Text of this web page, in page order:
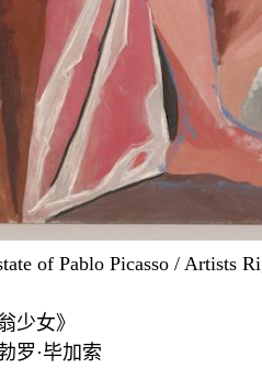
of Pablo Picasso / Artists
少女》
罗·毕加索